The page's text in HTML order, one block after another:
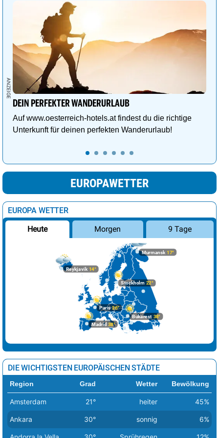
DEIN PERFEKTER WANDERURLAUB
Auf www.oesterreich-hotels.at findest du die richtige
Unterkunft für deinen perfekten Wanderurlaub!
EUROPAWETTER
EUROPA WETTER
Heute Morgen 9 Tage
Bukarest38°
Paris26°
Murmansk 17°
Reykjavik 14°
Madrid 38°
Stockholm22°
DIE WICHTIGSTEN EUROPÄISCHEN STÄDTE
Region Grad Wetter Bewölkung
Amsterdam 21° heiter 45%
Ankara 30° sonnig 6%